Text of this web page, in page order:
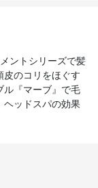
ントシリーズで髪
皮のコリをほぐす
ル『マーブ』で毛
ヘッドスパの効果